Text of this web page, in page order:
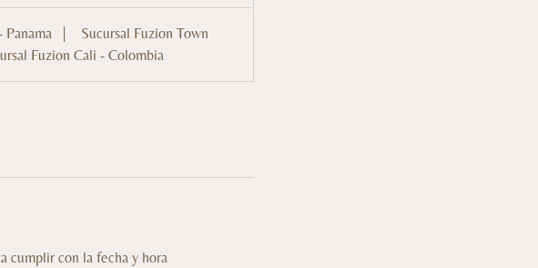
Sucursal Fuzion Town
Fuzion Cali - Colombia
cumplir con la fecha y hora